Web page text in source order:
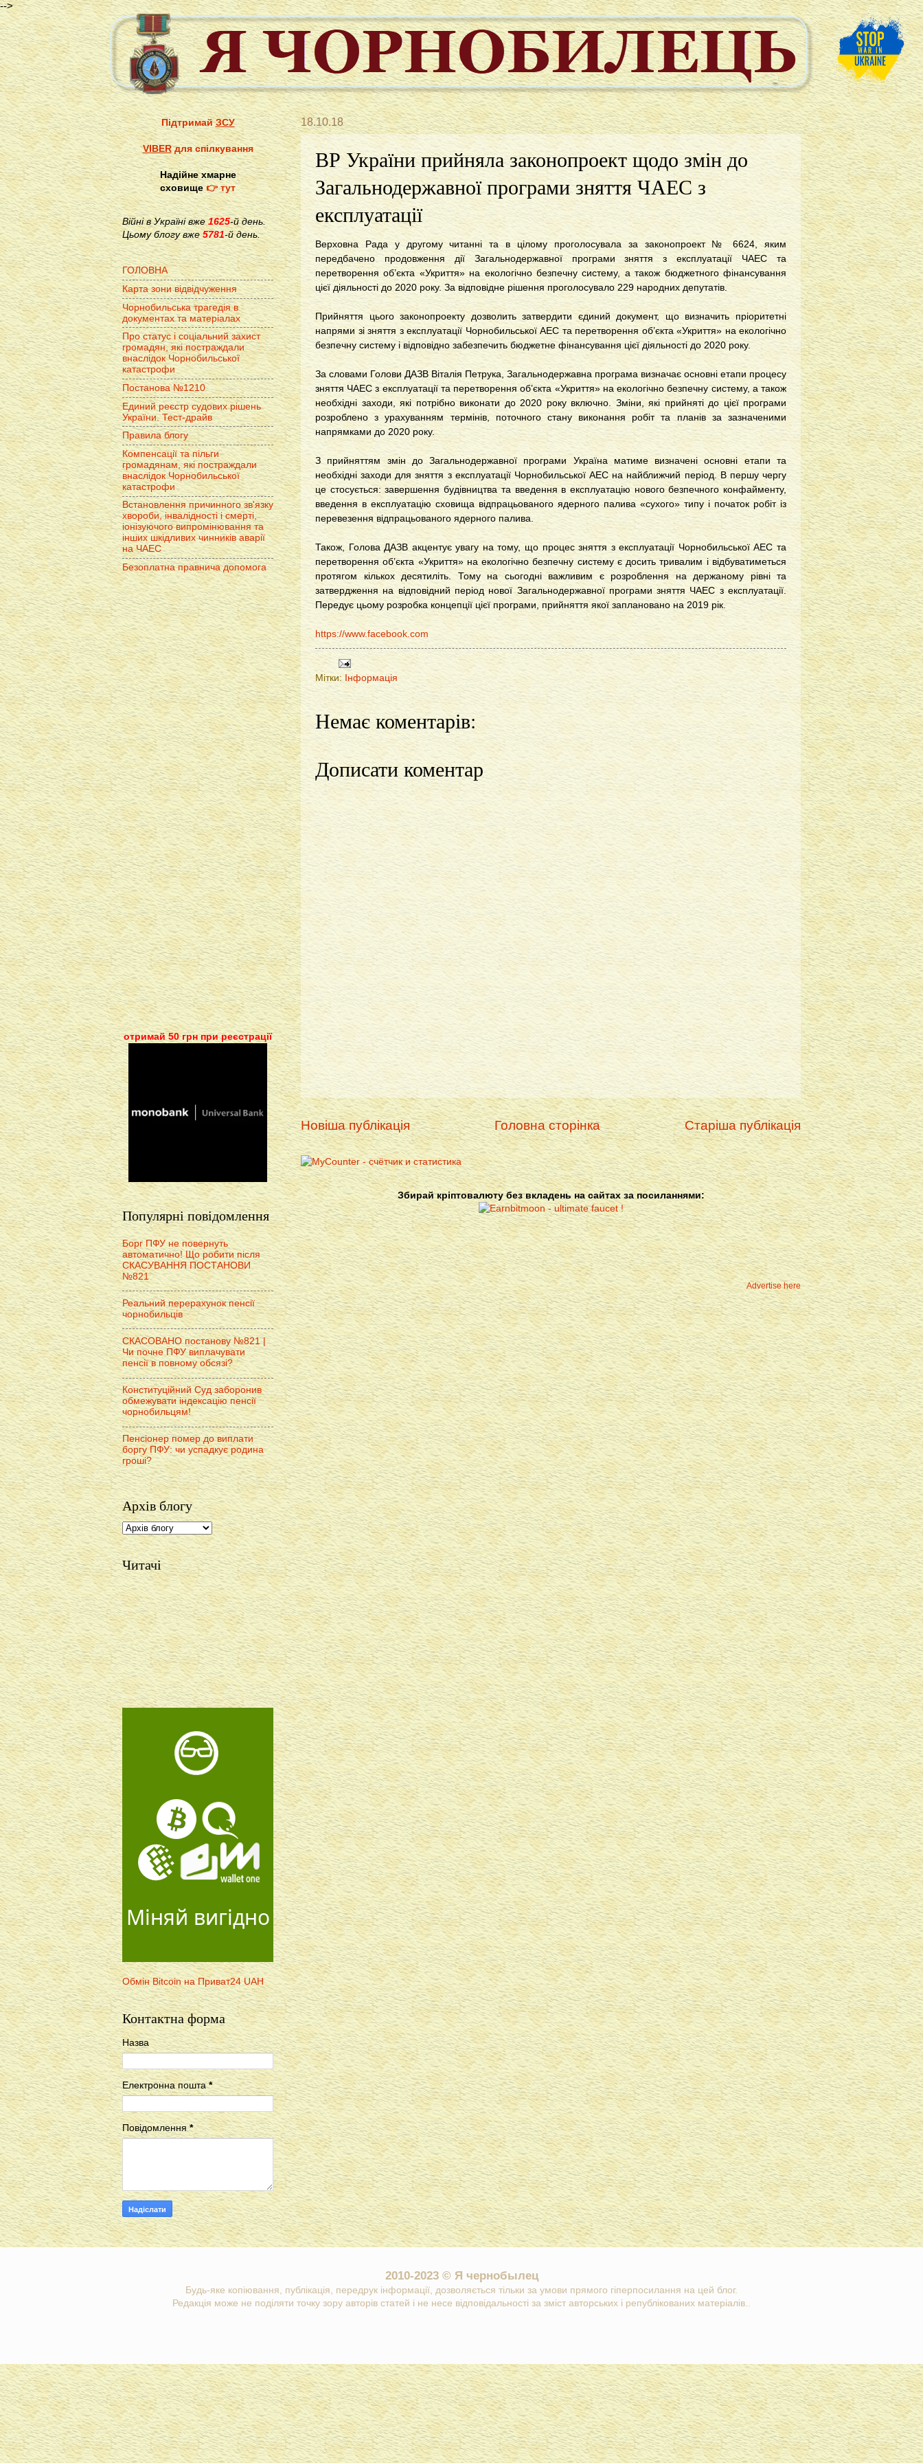
-->
18.10.18
ВР України прийняла законопроект щодо змін до
Загальнодержавної програми зняття ЧАЕС з
експлуатації
Верховна Рада у другому читанні та в цілому проголосувала за законопроект № 6624, яким
передбачено продовження дії Загальнодержавної програми зняття з експлуатації ЧАЕС та
перетворення об’єкта «Укриття» на екологічно безпечну систему, а також бюджетного фінансування
цієї діяльності до 2020 року. За відповідне рішення проголосувало 229 народних депутатів.
Прийняття цього законопроекту дозволить затвердити єдиний документ, що визначить пріоритетні
напрями зі зняття з експлуатації Чорнобильської АЕС та перетворення об’єкта «Укриття» на екологічно
безпечну систему і відповідно забезпечить бюджетне фінансування цієї діяльності до 2020 року.
За словами Голови ДАЗВ Віталія Петрука, Загальнодержавна програма визначає основні етапи процесу
зняття ЧАЕС з експлуатації та перетворення об’єкта «Укриття» на екологічно безпечну систему, а також
необхідні заходи, які потрібно виконати до 2020 року включно. Зміни, які прийняті до цієї програми
розроблено з урахуванням термінів, поточного стану виконання робіт та планів за зазначеними
напрямками до 2020 року.
З прийняттям змін до Загальнодержавної програми Україна матиме визначені основні етапи та
необхідні заходи для зняття з експлуатації Чорнобильської АЕС на найближчий період. В першу чергу
це стосується: завершення будівництва та введення в експлуатацію нового безпечного конфайменту,
введення в експлуатацію сховища відпрацьованого ядерного палива «сухого» типу і початок робіт із
перевезення відпрацьованого ядерного палива.
Також, Голова ДАЗВ акцентує увагу на тому, що процес зняття з експлуатації Чорнобильської АЕС та
перетворення об’єкта «Укриття» на екологічно безпечну систему є досить тривалим і відбуватиметься
протягом кількох десятиліть. Тому на сьогодні важливим є розроблення на держаному рівні та
затвердження на відповідний період нової Загальнодержавної програми зняття ЧАЕС з експлуатації.
Передує цьому розробка концепції цієї програми, прийняття якої заплановано на 2019 рік.
https://www.facebook.com
Мітки: Інформація
Немає коментарів:
Дописати коментар
Новіша публікація Старіша публікація
Головна сторінка
Збирай кріптовалюту без вкладень на сайтах за посиланнями:
Advertise here
ПідтримайЗСУ
VIBERдля спілкування
Надійне хмарне
сховище👉 тут
Війні в Україні вже1625-й день.
Цьому блогу вже 5781-й день.
ГОЛОВНА
Карта зони відвідчуження
Чорнобильська трагедія в
документах та матеріалах
Про статус і соціальний захист
громадян, які постраждали
внаслідок Чорнобильської
катастрофи
Постанова №1210
Единий реєстр судових рішень
України. Тест-драйв
Правила блогу
Компенсації та пільги
громадянам, які постраждали
внаслідок Чорнобильської
катастрофи
Встановлення причинного зв'язку
хвороби, інвалідності і смерті,
іонізуючого випромінювання та
інших шкідливих чинників аварії
на ЧАЕС
Безоплатна правнича допомога
отримай 50 грн при реєстрації
Популярні повідомлення
Борг ПФУ не повернуть
автоматично! Що робити після
СКАСУВАННЯ ПОСТАНОВИ
№821
Реальний перерахунок пенсії
чорнобильців
СКАСОВАНО постанову №821 |
Чи почне ПФУ виплачувати
пенсії в повному обсязі?
Конституційний Суд заборонив
обмежувати індексацію пенсії
чорнобильцям!
Пенсіонер помер до виплати
боргу ПФУ: чи успадкує родина
гроші?
Архів блогу
Читачі
Міняй вигідно
Обмін Bitcoin на Приват24 UAH
Контактна форма
Назва
Електронна пошта*
Повідомлення*
2010-2023 © Я чернобылец
Будь-яке копіювання, публікація, передрук інформації, дозволяється тільки за умови прямого гіперпосилання на цей блог.
Редакція може не поділяти точку зору авторів статей і не несе відповідальності за зміст авторських і републікованих матеріалів..